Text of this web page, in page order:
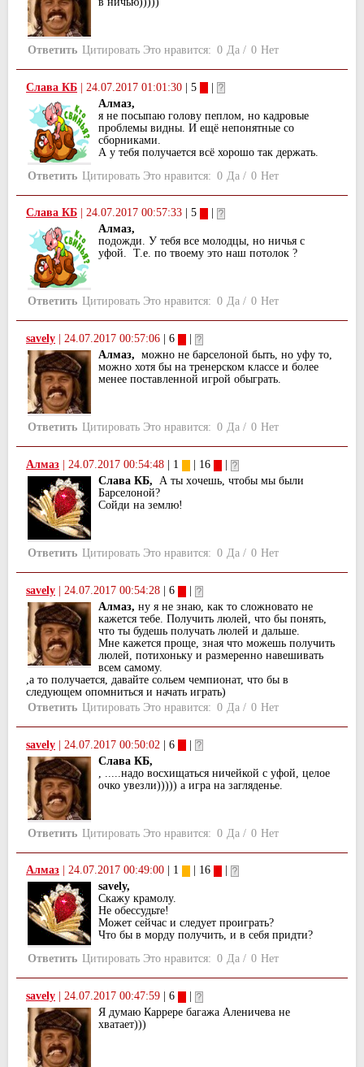
Ответить Цитировать Это нравится: 0 Да / 0 Нет
Слава КБ | 24.07.2017 01:01:30 | 5
|
Алмаз,
я не посыпаю голову пеплом, но кадровые
проблемы видны. И ещё непонятные со
сборниками.
А у тебя получается всё хорошо так держать.
Ответить Цитировать Это нравится: 0 Да / 0 Нет
Слава КБ 24.07.2017 00:57:33 | 5
Алмаз,
подожди. У тебя все молодцы, но ничья с
уфой. Т.е. по твоему это наш потолок ?
Ответить Цитировать Это нравится: 0 Да / 0 Нет
savely 24.07.2017 00:57:06 | 6
Алмаз, можно не барселоной быть, но уфу то,
можно хотя бы на тренерском классе и более
менее поставленной игрой обыграть.
Ответить Цитировать Это нравится: 0 Да / 0 Нет
Алмаз 24.07.2017 00:54:48 | 1 | 16
Слава КБ, А ты xочешь, чтобы мы были
Барселоной?
Сойди на землю!
Ответить Цитировать Это нравится: 0 Да / 0 Нет
savely 24.07.2017 00:54:28 | 6
Алмаз, ну я не знаю, как то сложновато не
кажется тебе. Получить люлей, что бы понять,
что ты будешь получать люлей и дальше.
Мне кажется проще, зная что можешь получить
люлей, потихоньку и размеренно навешивать
всем самому.
,а то получается, давайте сольем чемпионат, что бы в
следующем опомниться и начать играть)
Ответить Цитировать Это нравится: 0 Да / 0 Нет
savely | 24.07.2017 00:50:02 | 6
|
Слава КБ,
, .....надо восхищаться ничейкой с уфой, целое
очко увезли))))) а игра на загляденье.
Ответить Цитировать Это нравится: 0 Да / 0 Нет
Алмаз 24.07.2017 00:49:00 | 1 | 16
savely,
Скажу крамолу.
Не обессудьте!
Может сейчас и следует проиграть?
Что бы в морду получить, и в себя придти?
Ответить Цитировать Это нравится: 0 Да / 0 Нет
savely 24.07.2017 00:47:59 | 6
Я думаю Каррере багажа Аленичева не
хватает)))